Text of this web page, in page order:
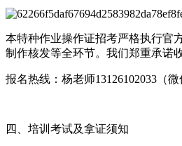
本特种作业操作证招考严格执行官
制作核发等全环节。我们郑重承诺
报名热线：杨老师13126102033（
四、培训考试及拿证须知